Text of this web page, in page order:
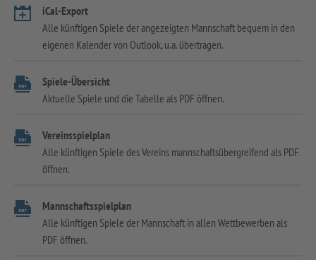
iCal-Export
Alle künftigen Spiele der angezeigten Mannschaft bequem in den
eigenen Kalender von Outlook, u.a. übertragen.
Spiele-Übersicht
Aktuelle Spiele und die Tabelle als PDF öffnen.
Vereinsspielplan
Alle künftigen Spiele des Vereins mannschaftsübergreifend als PDF
öffnen.
Mannschaftsspielplan
Alle künftigen Spiele der Mannschaft in allen Wettbewerben als
PDF öffnen.